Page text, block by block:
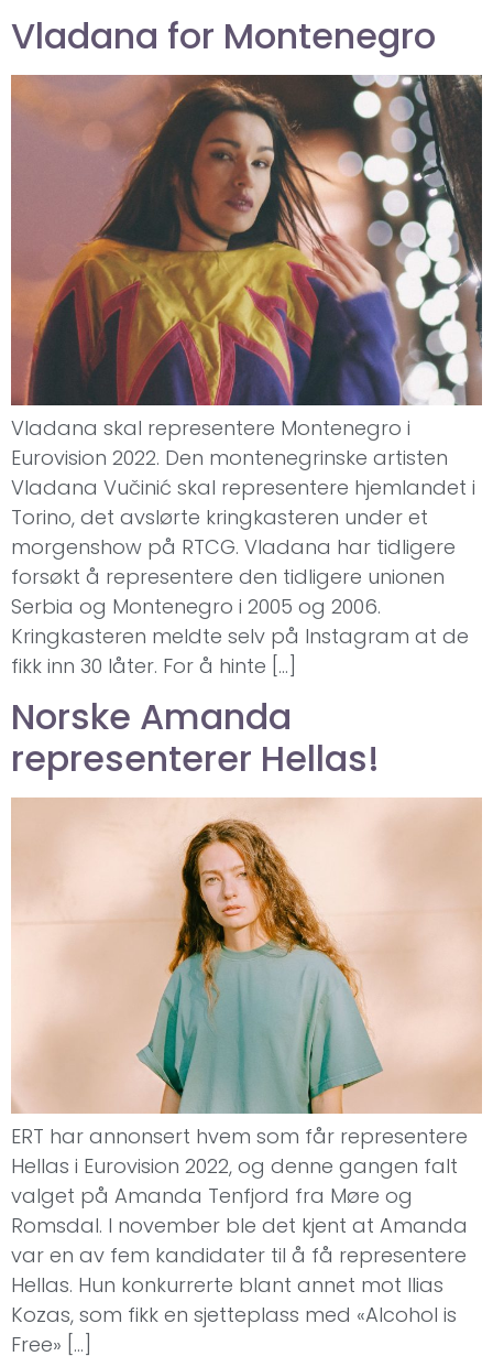
Vladana for Montenegro
Vladana skal representere Montenegro i
Eurovision 2022. Den montenegrinske artisten
Vladana Vučinić skal representere hjemlandet i
Torino, det avslørte kringkasteren under et
morgenshow på RTCG. Vladana har tidligere
forsøkt å representere den tidligere unionen
Serbia og Montenegro i 2005 og 2006.
Kringkasteren meldte selv på Instagram at de
fikk inn 30 låter. For å hinte […]
Norske Amanda
representerer Hellas!
ERT har annonsert hvem som får representere
Hellas i Eurovision 2022, og denne gangen falt
valget på Amanda Tenfjord fra Møre og
Romsdal. I november ble det kjent at Amanda
var en av fem kandidater til å få representere
Hellas. Hun konkurrerte blant annet mot Ilias
Kozas, som fikk en sjetteplass med «Alcohol is
Free» […]